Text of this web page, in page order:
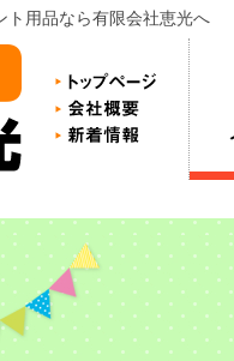
ト用品なら有限会社恵光へ